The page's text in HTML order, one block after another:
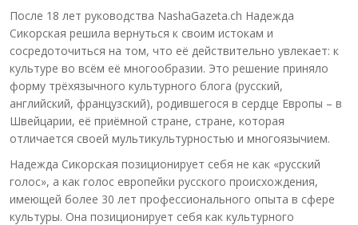
После 18 лет руководства NashaGazeta.ch Надежда
Сикорская решила вернуться к своим истокам и
сосредоточиться на том, что её действительно увлекает: к
культуре во всём её многообразии. Это решение приняло
форму трёхязычного культурного блога (русский,
английский, французский), родившегося в сердце Европы – в
Швейцарии, её приёмной стране, стране, которая
отличается своей мультикультурностью и многоязычием.
Надежда Сикорская позиционирует себя не как «русский
голос», а как голос европейки русского происхождения,
имеющей более 30 лет профессионального опыта в сфере
культуры. Она позиционирует себя как культурного